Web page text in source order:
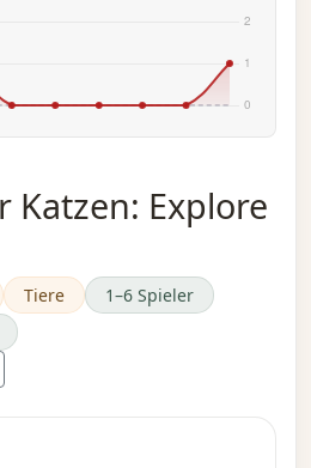
Katzen: Explore
Tiere
1–6 Spieler